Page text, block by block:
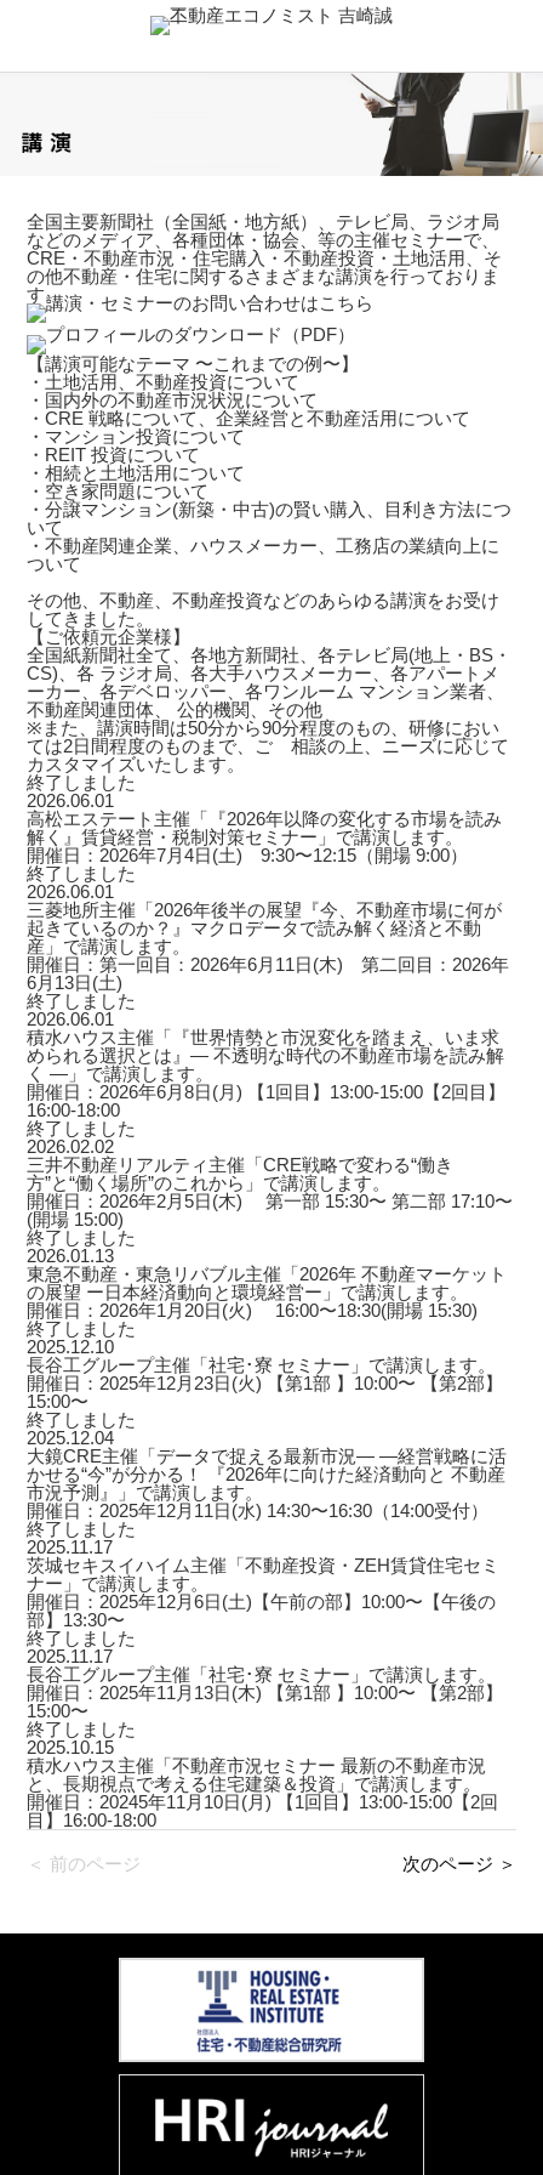
全国主要新聞社（全国紙・地方紙）、テレビ局、ラジオ局
などのメディア、各種団体・協会、等の主催セミナーで、
CRE・不動産市況・住宅購入・不動産投資・土地活用、そ
の他不動産・住宅に関するさまざまな講演を行っておりま
す。
【講演可能なテーマ 〜これまでの例〜】
・土地活用、不動産投資について
・国内外の不動産市況状況について
・CRE 戦略について、企業経営と不動産活用について
・マンション投資について
・REIT 投資について
・相続と土地活用について
・空き家問題について
・分譲マンション(新築・中古)の賢い購入、目利き方法につ
いて
・不動産関連企業、ハウスメーカー、工務店の業績向上に
ついて
その他、不動産、不動産投資などのあらゆる講演をお受け
してきました。
【ご依頼元企業様】
全国紙新聞社全て、各地方新聞社、各テレビ局(地上・BS・
CS)、各 ラジオ局、各大手ハウスメーカー、各アパートメ
ーカー、各デベロッパー、各ワンルーム マンション業者、
不動産関連団体、 公的機関、その他
※また、講演時間は50分から90分程度のもの、研修におい
ては2日間程度のものまで、ご゙相談の上、ニーズに応じて
カスタマイズいたします。
終了しました
2026.06.01
高松エステート主催「『2026年以降の変化する市場を読み
解く』賃貸経営・税制対策セミナー」で講演します。
開催日：2026年7月4日(土) 9:30〜12:15（開場 9:00）
終了しました
2026.06.01
三菱地所主催「2026年後半の展望『今、不動産市場に何が
起きているのか？』マクロデータで読み解く経済と不動
産」で講演します。
開催日：第一回目：2026年6月11日(木) 第二回目：2026年
6月13日(土)
終了しました
2026.06.01
積水ハウス主催「『世界情勢と市況変化を踏まえ、いま求
められる選択とは』― 不透明な時代の不動産市場を読み解
く ―」で講演します。
開催日：2026年6月8日(月) 【1回目】13:00-15:00【2回目】
16:00-18:00
終了しました
2026.02.02
三井不動産リアルティ主催「CRE戦略で変わる“働き
方”と“働く場所”のこれから」で講演します。
開催日：2026年2月5日(木) 第一部 15:30〜 第二部 17:10〜
(開場 15:00)
終了しました
2026.01.13
東急不動産・東急リバブル主催「2026年 不動産マーケット
の展望 ー日本経済動向と環境経営ー」で講演します。
開催日：2026年1月20日(火) 16:00〜18:30(開場 15:30)
終了しました
2025.12.10
長谷工グループ主催「社宅･寮 セミナー」で講演します。
開催日：2025年12月23日(火) 【第1部 】10:00〜 【第2部】
15:00〜
終了しました
2025.12.04
大鏡CRE主催「データで捉える最新市況― ―経営戦略に活
かせる“今”が分かる！ 『2026年に向けた経済動向と 不動産
市況予測』」で講演します。
開催日：2025年12月11日(水) 14:30〜16:30（14:00受付）
終了しました
2025.11.17
茨城セキスイハイム主催「不動産投資・ZEH賃貸住宅セミ
ナー」で講演します。
開催日：2025年12月6日(土)【午前の部】10:00〜【午後の
部】13:30〜
終了しました
2025.11.17
長谷工グループ主催「社宅･寮 セミナー」で講演します。
開催日：2025年11月13日(木) 【第1部 】10:00〜 【第2部】
15:00〜
終了しました
2025.10.15
積水ハウス主催「不動産市況セミナー 最新の不動産市況
と、長期視点で考える住宅建築＆投資」で講演します。
開催日：20245年11月10日(月) 【1回目】13:00-15:00【2回
目】16:00-18:00
＜ 前のページ 次のページ ＞